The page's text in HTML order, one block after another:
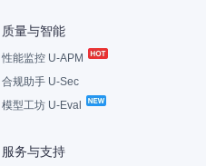
质量与智能
性能监控 U-APM
合规助手 U-Sec
模型工坊 U-Eval
服务与支持